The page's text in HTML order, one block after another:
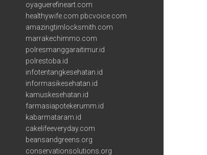
oyaguerefineart.com
healthywife.com pbcvoice.com
amazingtimlocksmith.com
marrakechimmo.com
polresmanggaraitimur.id
polrestoba.id
infotentangkesehatan.id
informasikesehatan.id
kamuskesehatan.id
farmasiapotekerumm.id
kabarmataram.id
cakelifeeveryday.com
beansandgreens.org
conservationsolutions.org